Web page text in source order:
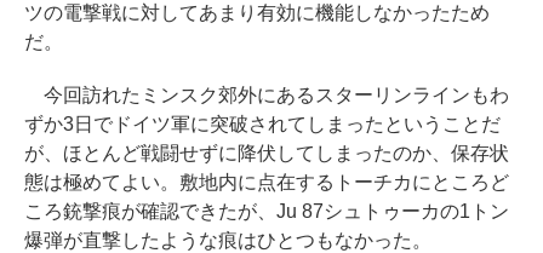
ツの電撃戦に対してあまり有効に機能しなかったため
だ。
今回訪れたミンスク郊外にあるスターリンラインもわ
ずか3日でドイツ軍に突破されてしまったということだ
が、ほとんど戦闘せずに降伏してしまったのか、保存状
態は極めてよい。敷地内に点在するトーチカにところど
ころ銃撃痕が確認できたが、Ju 87シュトゥーカの1トン
爆弾が直撃したような痕はひとつもなかった。